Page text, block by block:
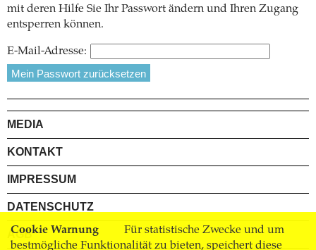
Cookie Warnung
Für statistische Zwecke und um
bestmögliche Funktionalität zu bieten, speichert diese
mit deren Hilfe Sie Ihr Passwort ändern und Ihren Zugang
entsperren können.
E-Mail-Adresse:
MEDIA
KONTAKT
IMPRESSUM
DATENSCHUTZ
AGB